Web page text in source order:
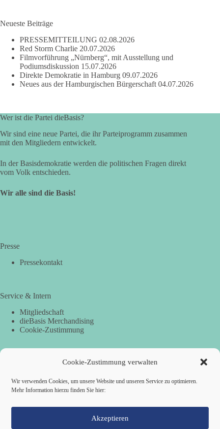
Cookie-Zustimmung verwalten
Wir verwenden Cookies, um unsere Website und unseren Service zu optimieren.
Mehr Information hierzu finden Sie hier:
Akzeptieren
Neueste Beiträge
PRESSEMITTEILUNG 02.08.2026
Red Storm Charlie 20.07.2026
Filmvorführung „Nürnberg“, mit Ausstellung und
Podiumsdiskussion 15.07.2026
Direkte Demokratie in Hamburg 09.07.2026
Neues aus der Hamburgischen Bürgerschaft 04.07.2026
Wer ist die Partei dieBasis?
Wir sind eine neue Partei, die ihr Parteiprogramm zusammen
mit den Mitgliedern entwickelt.
In der Basisdemokratie werden die politischen Fragen direkt
vom Volk entschieden.
Wir alle sind die Basis!
Presse
Pressekontakt
Service & Intern
Mitgliedschaft
dieBasis Merchandising
Cookie-Zustimmung
Per Banküberweisung:
IBAN: DE87 2019 0003 0002 2499 01